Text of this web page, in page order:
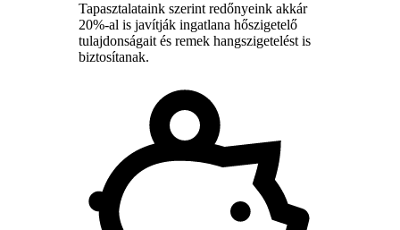
Tapasztalataink szerint redőnyeink akkár
20%-al is javítják ingatlana hőszigetelő
tulajdonságait és remek hangszigetelést is
biztosítanak.